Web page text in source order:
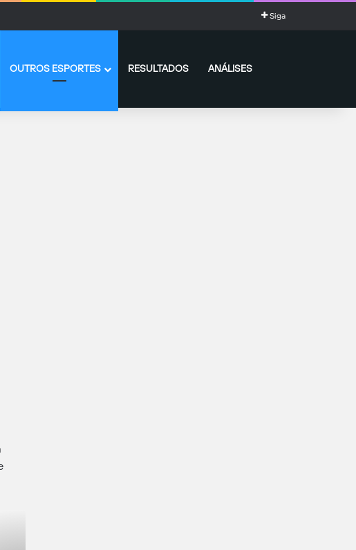
Siga
OUTROS ESPORTES RESULTADOS ANÁLISES